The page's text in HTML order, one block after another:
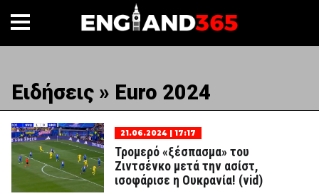
Ειδήσεις » Euro 2024
21.06.2024 | 17:17
Τρομερό «ξέσπασμα» του
Ζιντσένκο μετά την ασίστ,
ισοφάρισε η Ουκρανία! (vid)